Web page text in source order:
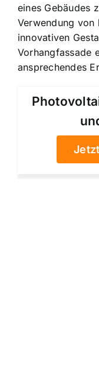
eines Gebäudes
Verwendung von
innovativen
Vorhangfassade
ansprechendes